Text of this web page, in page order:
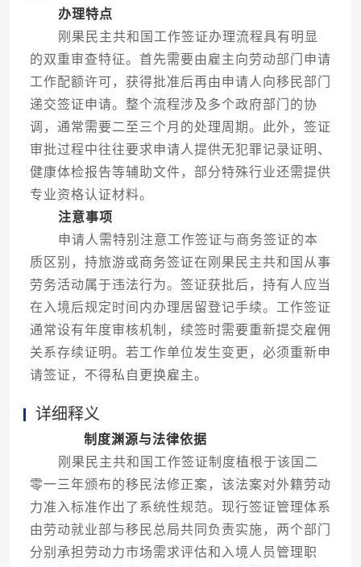
办理特点
刚果民主共和国工作签证办理流程具有明显
的双重审查特征。首先需要由雇主向劳动部门申请
工作配额许可，获得批准后再由申请人向移民部门
递交签证申请。整个流程涉及多个政府部门的协
调，通常需要二至三个月的处理周期。此外，签证
审批过程中往往要求申请人提供无犯罪记录证明、
健康体检报告等辅助文件，部分特殊行业还需提供
专业资格认证材料。
注意事项
申请人需特别注意工作签证与商务签证的本
质区别，持旅游或商务签证在刚果民主共和国从事
劳务活动属于违法行为。签证获批后，持有人应当
在入境后规定时间内办理居留登记手续。工作签证
通常设有年度审核机制，续签时需要重新提交雇佣
关系存续证明。若工作单位发生变更，必须重新申
请签证，不得私自更换雇主。
详细释义
制度渊源与法律依据
刚果民主共和国工作签证制度植根于该国二
零一三年颁布的移民法修正案，该法案对外籍劳动
力准入标准作出了系统性规范。现行签证管理体系
由劳动就业部与移民总局共同负责实施，两个部门
分别承担劳动力市场需求评估和入境人员管理职